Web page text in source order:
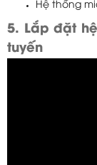
Hệ thống
5. Lắp đặt
tuyến